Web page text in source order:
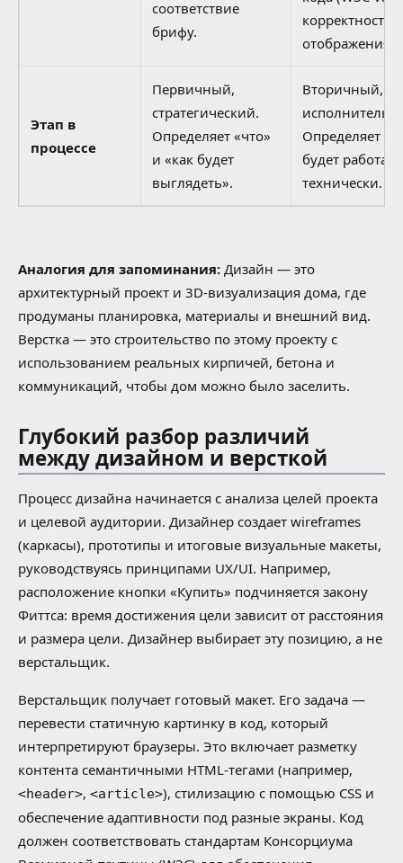
соответствие
брифу.
корректность
отображения.
Этап в
процессе
Первичный,
стратегический.
Определяет «что»
и «как будет
выглядеть».
Вторичный,
Определяет
будет
технически.
Аналогия для запоминания: Дизайн — это
архитектурный проект и 3D-визуализация дома, где
продуманы планировка, материалы и внешний вид.
Верстка — это строительство по этому проекту с
использованием реальных кирпичей, бетона и
коммуникаций, чтобы дом можно было заселить.
Глубокий разбор различий
между дизайном и версткой
Процесс дизайна начинается с анализа целей проекта
и целевой аудитории. Дизайнер создает wireframes
(каркасы), прототипы и итоговые визуальные макеты,
руководствуясь принципами UX/UI. Например,
расположение кнопки «Купить» подчиняется закону
Фиттса: время достижения цели зависит от расстояния
и размера цели. Дизайнер выбирает эту позицию, а не
верстальщик.
Верстальщик получает готовый макет. Его задача —
перевести статичную картинку в код, который
интерпретируют браузеры. Это включает разметку
контента семантичными HTML-тегами (например,
<header>, <article>), стилизацию с помощью CSS и
обеспечение адаптивности под разные экраны. Код
должен соответствовать стандартам Консорциума